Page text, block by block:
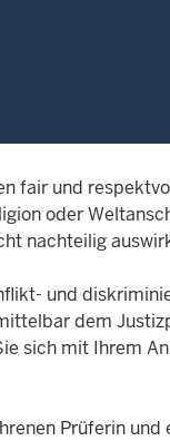
fair und
oder
nachteilig
und
dem
sich mit Ihrem
Prüferin und